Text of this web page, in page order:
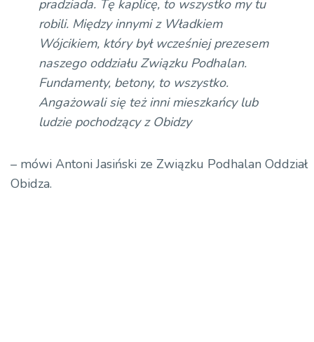
pradziada. Tę kaplicę, to wszystko my tu
robili. Między innymi z Władkiem
Wójcikiem, który był wcześniej prezesem
naszego oddziału Związku Podhalan.
Fundamenty, betony, to wszystko.
Angażowali się też inni mieszkańcy lub
ludzie pochodzący z Obidzy
– mówi Antoni Jasiński ze Związku Podhalan Oddział
Obidza.